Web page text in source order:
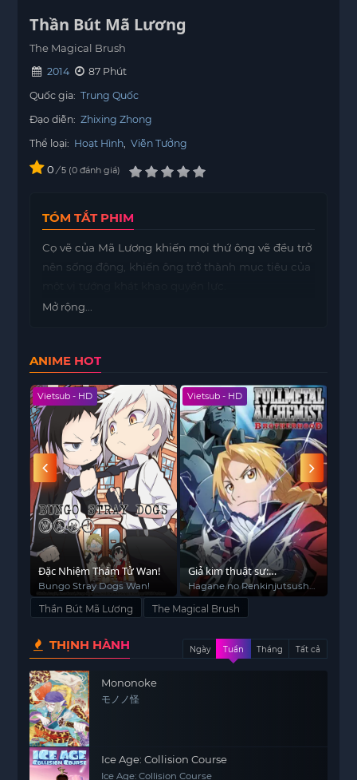
Thần Bút Mã Lương
The Magical Brush
2014
87 Phút
Quốc gia: Trung Quốc
Đạo diễn: Zhixing Zhong
Thể loại: Hoạt Hình Viễn Tưởng
0 / 5 0 đánh giá
TÓM TẮT PHIM
Cọ vẽ của Mã Lương khiến mọi thứ ông vẽ đều trở
nên sống động, khiến ông trở thành mục tiêu của
Mở rộng...
ANIME HOT
Vietsub - HD
Đặc Nhiệm Thám Tử Wan!
Bungo Stray Dogs Wan!
Vietsub - HD
Giả kim thuật sư:
BROTHERHOOD
Hagane no Renkinjutsushi:
Fullmetal Alchemist
Fullmetal Alchemist (2009)
Thần Bút Mã Lương The Magical Brush
THỊNH HÀNH Ngày Tuần Tháng Tất cả
Mononoke
モノノ怪
Ice Age: Collision Course
Ice Age: Collision Course